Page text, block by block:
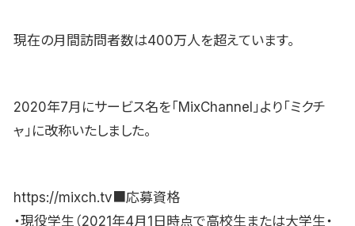
現在の月間訪問者数は400万人を超えています。
2020年7月にサービス名を「MixChannel」より「ミクチ
ャ」に改称いたしました。
https://mixch.tv■応募資格
・現役学生（2021年4月1日時点で高校生または大学生・